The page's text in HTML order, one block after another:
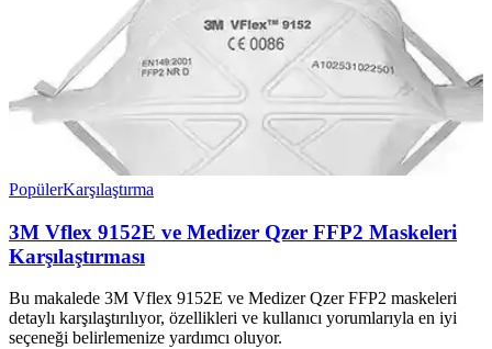
PopülerKarşılaştırma
3M Vflex 9152E ve Medizer Qzer FFP2 Maskeleri
Karşılaştırması
Bu makalede 3M Vflex 9152E ve Medizer Qzer FFP2 maskeleri
detaylı karşılaştırılıyor, özellikleri ve kullanıcı yorumlarıyla en iyi
seçeneği belirlemenize yardımcı oluyor.